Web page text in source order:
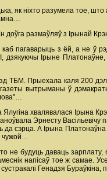
як ніхто разумела тое, што
размаўляў з Ірынай
пагаварыць з ёй, а не ў
дзякуючы Ірыне
ТБМ. Прыехала каля 200
вытрыманы ў
хвалявалася Ірына
Эрнесту
да сэрца. А Ірына
чужой…
не будуць даваць
напісаў тое ж самае.
Генадзя